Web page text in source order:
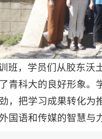
班，学员们从胶东沃
青科大的良好形象。
，把学习成果转化为
国语和传媒的智慧与